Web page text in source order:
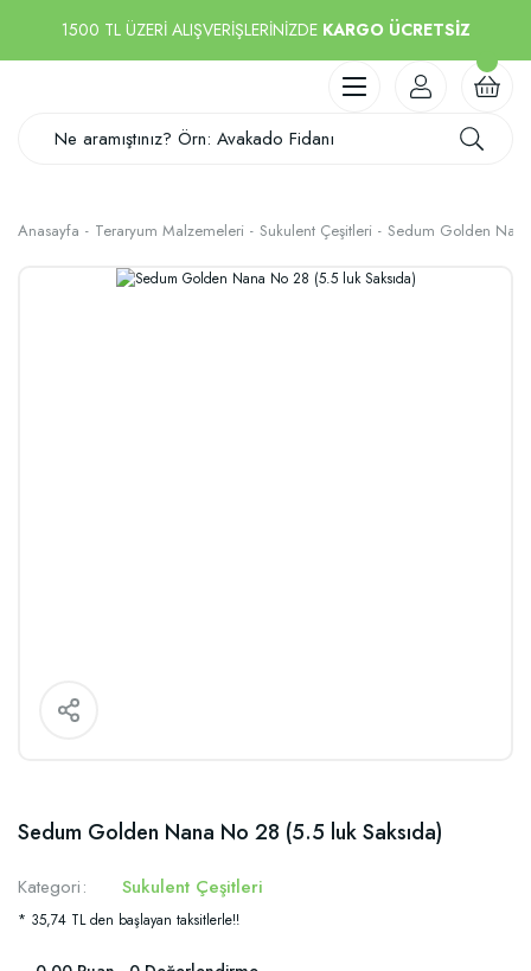
1500 TL ÜZERİ ALIŞVERİŞLERİNİZDE KARGO ÜCRETSİZ
Anasayfa Teraryum Malzemeleri Sukulent Çeşitleri Sedum Golden
Sedum Golden Nana No 28 (5.5 luk Saksıda)
Kategori Sukulent Çeşitleri
* 35,74 TL den başlayan taksitlerle!!